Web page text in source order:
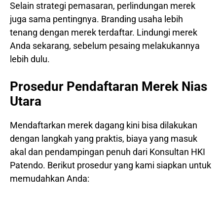
Selain strategi pemasaran, perlindungan merek
juga sama pentingnya. Branding usaha lebih
tenang dengan merek terdaftar. Lindungi merek
Anda sekarang, sebelum pesaing melakukannya
lebih dulu.
Prosedur Pendaftaran Merek Nias
Utara
Mendaftarkan merek dagang kini bisa dilakukan
dengan langkah yang praktis, biaya yang masuk
akal dan pendampingan penuh dari Konsultan HKI
Patendo. Berikut prosedur yang kami siapkan untuk
memudahkan Anda: